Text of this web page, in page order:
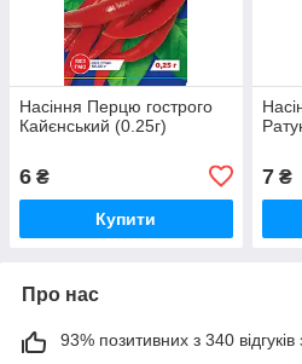
Насіння Перцю гострого
Кайєнський (0.25г)
6 ₴
Купити
7₴
Про нас
93% позитивних з 340 відгуків